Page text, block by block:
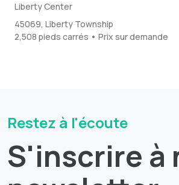
Liberty Center
45069, Liberty Township
2,508 pieds carrés • Prix sur demande
Restez à l'écoute
S'inscrire à